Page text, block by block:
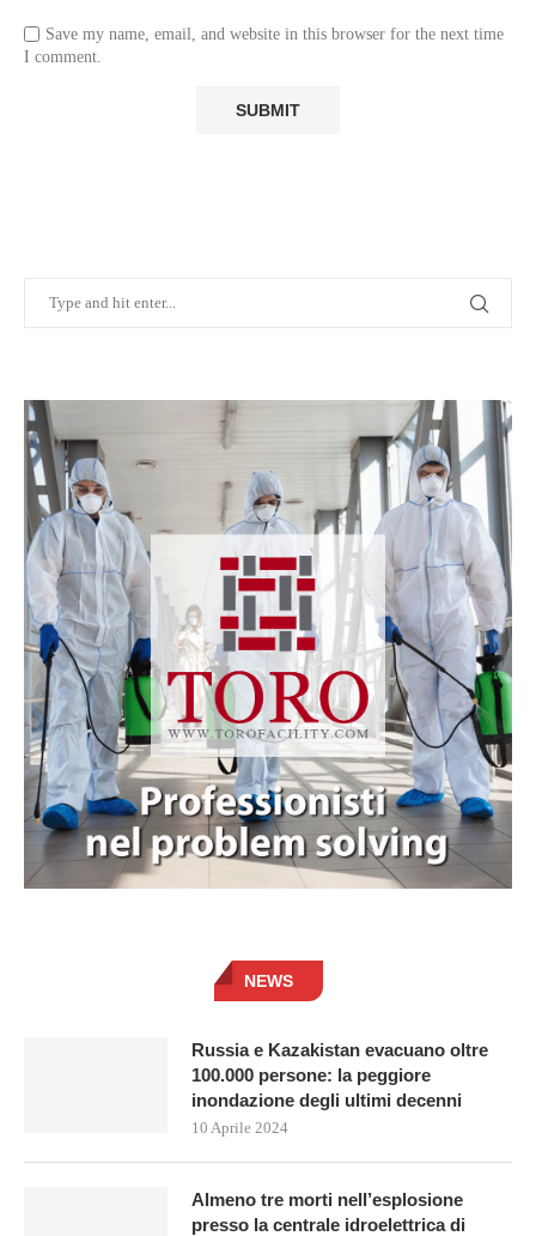
Save my name, email, and website in this browser for the next time
I comment.
NEWS
Russia e Kazakistan evacuano oltre
100.000 persone: la peggiore
inondazione degli ultimi decenni
10 Aprile 2024
Almeno tre morti nell’esplosione
presso la centrale idroelettrica di